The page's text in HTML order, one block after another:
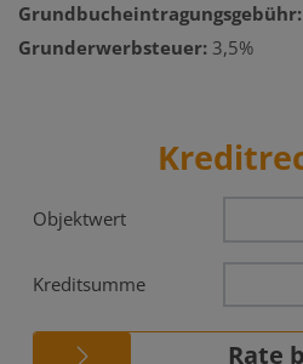
Grundbucheintragungsgebühr:
Grunderwerbsteuer: 3,5%